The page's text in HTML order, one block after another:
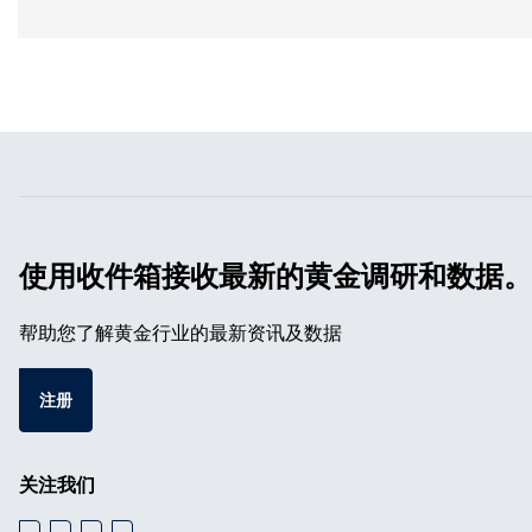
使用收件箱接收最新的黄金调研和数据。
帮助您了解黄金行业的最新资讯及数据
注册
关注我们